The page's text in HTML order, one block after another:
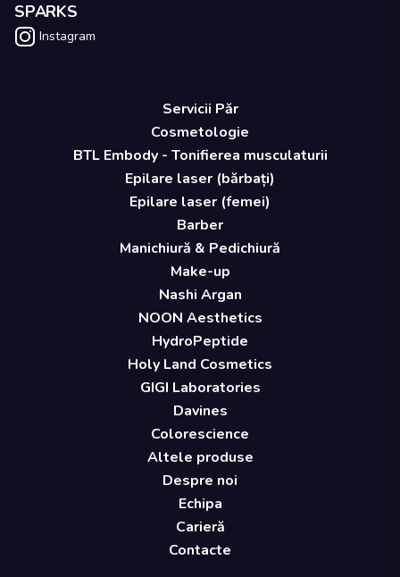
SPARKS
Instagram
Servicii Păr
Cosmetologie
BTL Embody - Tonifierea musculaturii
Epilare laser (bărbați)
Epilare laser (femei)
Barber
Manichiură & Pedichiură
Make-up
Nashi Argan
NOON Aesthetics
HydroPeptide
Holy Land Cosmetics
GIGI Laboratories
Davines
Colorescience
Altele produse
Despre noi
Echipa
Carieră
Contacte